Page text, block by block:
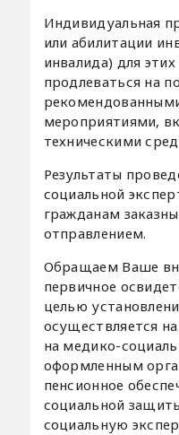
Индивидуальная
или абилитации
инвалида) для
продлеваться на
мероприятиями,
техническими
Результаты
социальной
гражданам
отправлением.
Обращаем Ваше
первичное
целью
осуществляется
на медико-
оформленным
пенсионное
социальной
социальную